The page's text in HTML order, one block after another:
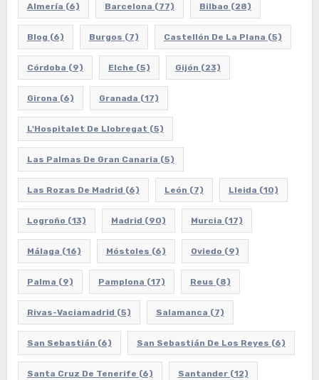
Almería (6) Barcelona (77) Bilbao (28)
Blog (6) Burgos (7) Castellón De La Plana (5)
Córdoba (9) Elche (5) Gijón (23)
Girona (6) Granada (17)
L'Hospitalet De Llobregat (5)
Las Palmas De Gran Canaria (5)
Las Rozas De Madrid (6) León (7) Lleida (10)
Logroño (13) Madrid (90) Murcia (17)
Málaga (16) Móstoles (6) Oviedo (9)
Palma (9) Pamplona (17) Reus (8)
Rivas-Vaciamadrid (5) Salamanca (7)
San Sebastián (6) San Sebastián De Los Reyes (6)
Santa Cruz De Tenerife (6) Santander(12)